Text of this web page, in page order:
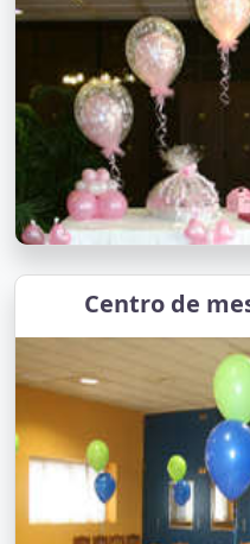
Centro de